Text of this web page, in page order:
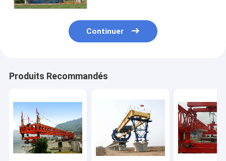
Continuer
Produits Recommandés